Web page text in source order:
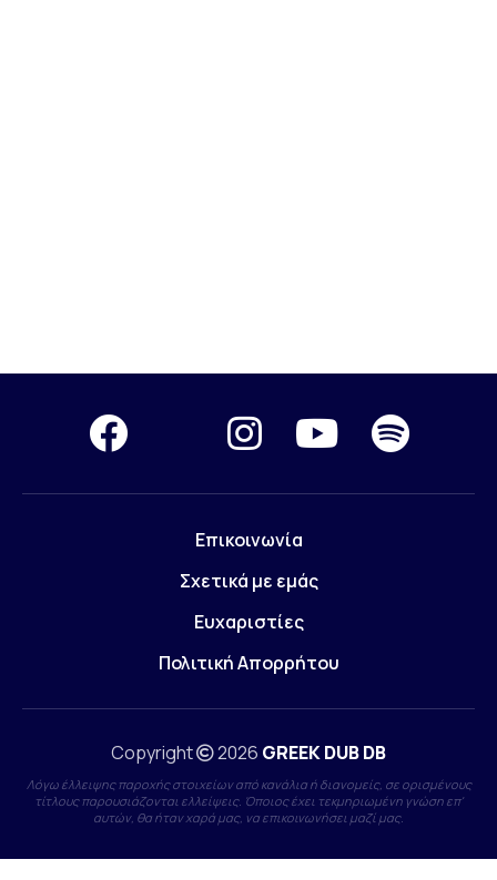
Επικοινωνία
Σχετικά με εμάς
Ευχαριστίες
Πολιτική Απορρήτου
Copyright 2026 GREEK DUB DB
Λόγω έλλειψης παροχής στοιχείων από κανάλια ή διανομείς, σε ορισμένους
τίτλους παρουσιάζονται ελλείψεις. Όποιος έχει τεκμηριωμένη γνώση επ'
αυτών, θα ήταν χαρά μας, να επικοινωνήσει μαζί μας.